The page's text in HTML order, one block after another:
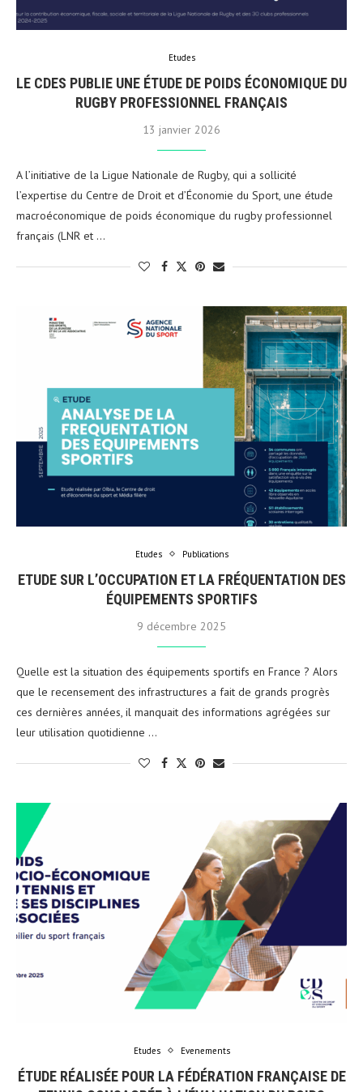
Etudes
LE CDES PUBLIE UNE ÉTUDE DE POIDS ÉCONOMIQUE DU
RUGBY PROFESSIONNEL FRANÇAIS
13 janvier 2026
A l’initiative de la Ligue Nationale de Rugby, qui a sollicité
l’expertise du Centre de Droit et d’Économie du Sport, une étude
macroéconomique de poids économique du rugby professionnel
français (LNR et …
Etudes Publications
ETUDE SUR L’OCCUPATION ET LA FRÉQUENTATION DES
ÉQUIPEMENTS SPORTIFS
9 décembre 2025
Quelle est la situation des équipements sportifs en France ? Alors
que le recensement des infrastructures a fait de grands progrès
ces dernières années, il manquait des informations agrégées sur
leur utilisation quotidienne …
Etudes Evenements
ÉTUDE RÉALISÉE POUR LA FÉDÉRATION FRANÇAISE DE